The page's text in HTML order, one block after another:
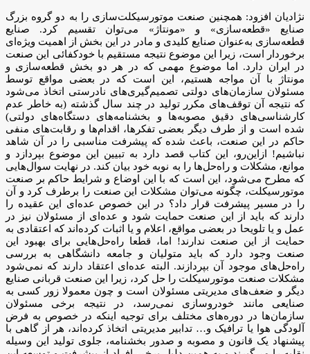
نژادیان افزود: همچنین صنعت موتورسیکلت‌سازی را به دو گروه بزرگ
صنایع «قطعه‌سازی» و «مونتاژ» می‌توان تقسیم کرد. صنایع
قطعه‌سازی به‌عنوان صنایع کلیدی و مادر در این بخش از اهمیت ویژه‌ای
برخوردار است، زیرا این موضوع نتیجه مستقیم با خودکفائی این صنعت
در ایران دارد. اما موضوع مهمی که در هر دو بخش قطعه‌سازی و
مونتاژ با آن مواجه هستیم، این است که در بعضی مواقع توسط
مسئولان سازمان‌های دولتی تصمیم‌گیری‌های نادرستی اتخاذ می‌شود
که نتیجه آن توقف‌های مکرر تولید در چند سال گذشته (به خاطر عدم
کارشناسی‌های دقیق مصوبه‌ها و بخشنامه‌های دستگاه‌های دولتی)
شده است و از طرف دیگر بعضی تفکرها، اقدام‌ها و رقابت‌های منفی
حاکم در این صنعت، باعث شده که پیشرفت مناسبی را در آن شاهد
نباشیم! ازاین‌رو، این کتاب قصد دارد به تبیین این موضوع بپردازد و
موانع، مشکلات و راه‌حل‌ها را به نوبه خود بیان کند. در نهایت سوال‌هایی
که مطرح می‌شود، این است که با این اوضاع و شرایط حاکم بر صنعت
موتورسیکلت، چگونه می‌توان مشکلات این صنعت را برطرف کرد و آن
را در مسیر پیشرفت قرار داد؟ در این خصوص عده‌ای این عقیده را
دارند که باید از این صنعت حمایت شود و عده‌ای از مسئولان نیز در
عمل و یا تلویحا در بعضی مواقع، اعلام و یا اثبات کرده‌اند که اعتقادی به
حمایت از این صنعت ندارند! اما، قطعا راه‌حل‌هایی برای بهبود این
صنعت وجود دارد که باید متولیان و جامعه دانشگاهی به بررسی
راه‌حل‌های موجود آن بپردازند. البته عده‌ای اعتقاد دارند که نمی‌شود
مشکلات صنعت موتورسیکلت را حل کرد، زیرا این صنعت قربانی صنایع
دیگر و ضعف‌های مدیریتی مسئولان است و چون معمولا زور کسی به
صنایعی مانند خودروسازی نمی‌رسد، در نتیجه برخی مسئولان
سازمان‌ها در دوره‌های مختلف برای توجیه اینکه در خصوص به فرض
آلودگی هوا یا ترافیک و… تدابیر مدیریتی اتخاذ کرده‌اند، هر از گاهی با
پیشنهاد یک قانون و مصوبه و صدور بخشنامه، جلوی تولید این وسیله